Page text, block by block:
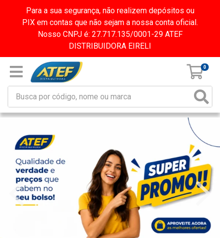
Para a sua segurança, não realizem depósitos ou
PIX em contas que não sejam a nossa conta oficial.
Nosso CNPJ é: 27.717.135/0001-29 ATEF
DISTRIBUIDORA EIRELI
0